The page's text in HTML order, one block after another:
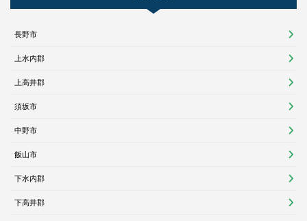
長野市
上水内郡
上高井郡
須坂市
中野市
飯山市
下水内郡
下高井郡